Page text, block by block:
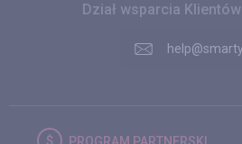
Dział wsparcia